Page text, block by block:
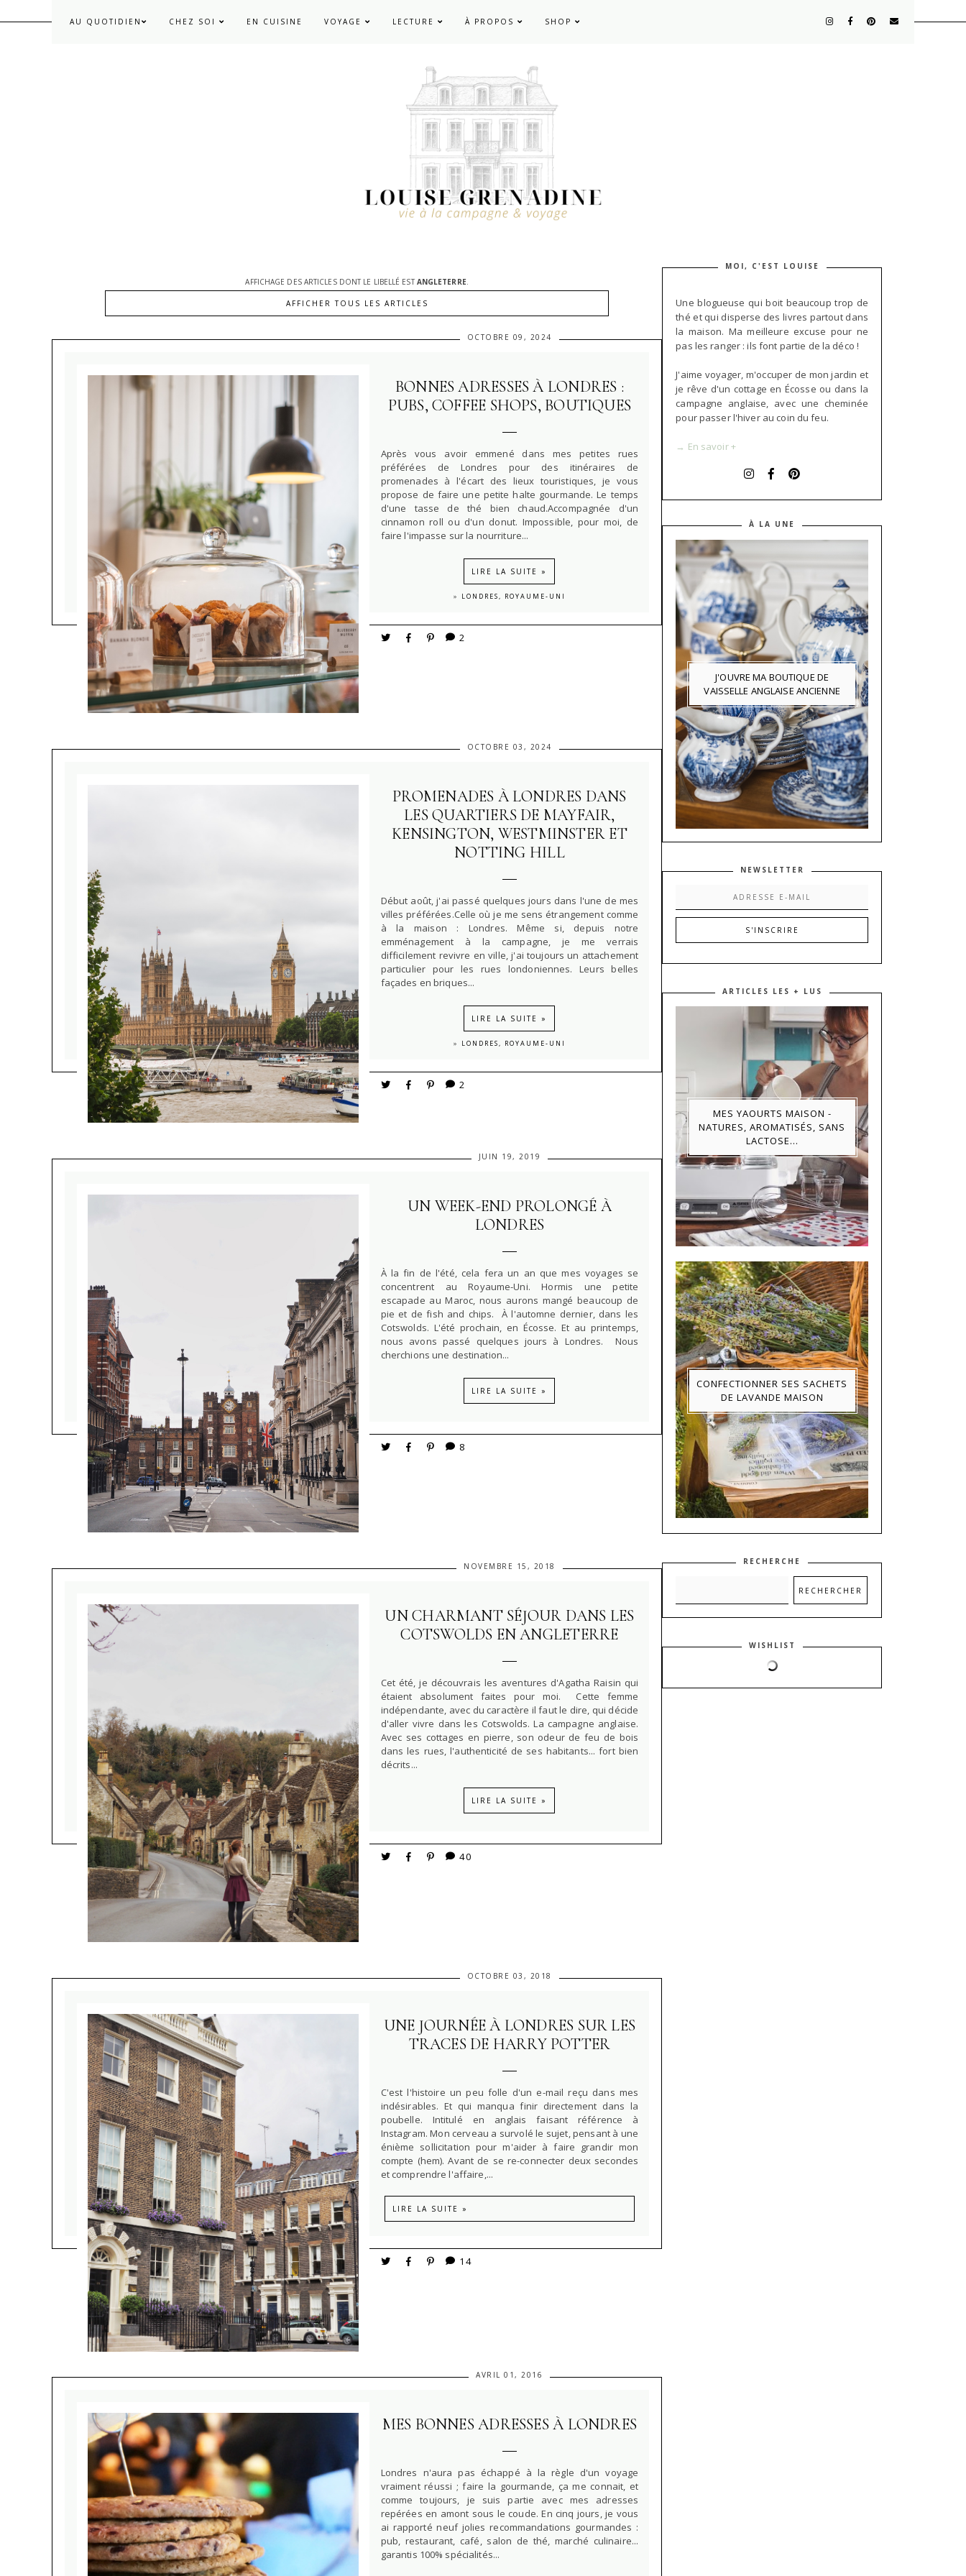
AU QUOTIDIEN CHEZ SOI EN CUISINE VOYAGE LECTURE À PROPOS SHOP
AFFICHAGE DES ARTICLES DONT LE LIBELLÉ EST ANGLETERRE.
AFFICHER TOUS LES ARTICLES
OCTOBRE 09, 2024
BONNES ADRESSES À LONDRES :
PUBS, COFFEE SHOPS, BOUTIQUES
Après vous avoir emmené dans mes petites rues
préférées de Londres pour des itinéraires de
promenades à l'écart des lieux touristiques, je vous
propose de faire une petite halte gourmande. Le temps
d'une tasse de thé bien chaud.Accompagnée d'un
cinnamon roll ou d'un donut. Impossible, pour moi, de
faire l'impasse sur la nourriture...
LIRE LA SUITE »
2
» LONDRES, ROYAUME-UNI
OCTOBRE 03, 2024
PROMENADES À LONDRES DANS
LES QUARTIERS DE MAYFAIR,
KENSINGTON, WESTMINSTER ET
NOTTING HILL
Début août, j'ai passé quelques jours dans l'une de mes
villes préférées.Celle où je me sens étrangement comme
à la maison : Londres. Même si, depuis notre
emménagement à la campagne, je me verrais
difficilement revivre en ville, j'ai toujours un attachement
particulier pour les rues londoniennes. Leurs belles
façades en briques...
LIRE LA SUITE »
2
» LONDRES, ROYAUME-UNI
JUIN 19, 2019
UN WEEK-END PROLONGÉ À
LONDRES
À la fin de l'été, cela fera un an que mes voyages se
concentrent au Royaume-Uni. Hormis une petite
escapade au Maroc, nous aurons mangé beaucoup de
pie et de fish and chips. À l'automne dernier, dans les
Cotswolds. L'été prochain, en Écosse. Et au printemps,
nous avons passé quelques jours à Londres. Nous
cherchions une destination...
LIRE LA SUITE »
8
NOVEMBRE 15, 2018
UN CHARMANT SÉJOUR DANS LES
COTSWOLDS EN ANGLETERRE
Cet été, je découvrais les aventures d'Agatha Raisin qui
étaient absolument faites pour moi. Cette femme
indépendante, avec du caractère il faut le dire, qui décide
d'aller vivre dans les Cotswolds. La campagne anglaise.
Avec ses cottages en pierre, son odeur de feu de bois
dans les rues, l'authenticité de ses habitants... fort bien
décrits...
LIRE LA SUITE »
40
OCTOBRE 03, 2018
UNE JOURNÉE À LONDRES SUR LES
TRACES DE HARRY POTTER
C'est l'histoire un peu folle d'un e-mail reçu dans mes
indésirables. Et qui manqua finir directement dans la
poubelle. Intitulé en anglais faisant référence à
Instagram. Mon cerveau a survolé le sujet, pensant à une
énième sollicitation pour m'aider à faire grandir mon
compte (hem). Avant de se re-connecter deux secondes
et comprendre l'affaire,...
LIRE LA SUITE »
14
AVRIL 01, 2016
MES BONNES ADRESSES À LONDRES
Londres n'aura pas échappé à la règle d'un voyage
vraiment réussi ; faire la gourmande, ça me connait, et
comme toujours, je suis partie avec mes adresses
repérées en amont sous le coude. En cinq jours, je vous
ai rapporté neuf jolies recommandations gourmandes :
pub, restaurant, café, salon de thé, marché culinaire...
garantis 100% spécialités...
MOI, C'EST LOUISE
Une blogueuse qui boit beaucoup trop de
thé et qui disperse des livres partout dans
la maison. Ma meilleure excuse pour ne
pas les ranger : ils font partie de la déco !
J'aime voyager, m'occuper de mon jardin et
je rêve d'un cottage en Écosse ou dans la
campagne anglaise, avec une cheminée
pour passer l'hiver au coin du feu.
→ En savoir +
À LA UNE
J'OUVRE MA BOUTIQUE DE
VAISSELLE ANGLAISE ANCIENNE
NEWSLETTER
ARTICLES LES + LUS
MES YAOURTS MAISON -
NATURES, AROMATISÉS, SANS
LACTOSE...
CONFECTIONNER SES SACHETS
DE LAVANDE MAISON
RECHERCHE
WISHLIST